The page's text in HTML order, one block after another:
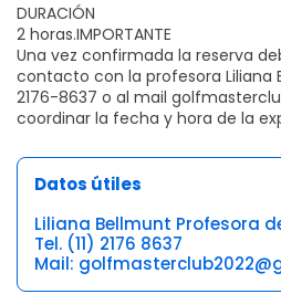
DURACIÓN
2 horas.IMPORTANTE
Una vez confirmada la reserva
contacto con la profesora Liliana
2176-8637 o al mail
coordinar la fecha y hora de la
Datos útiles
Liliana Bellmunt Profesora
Tel. (11) 2176 8637
Mail: